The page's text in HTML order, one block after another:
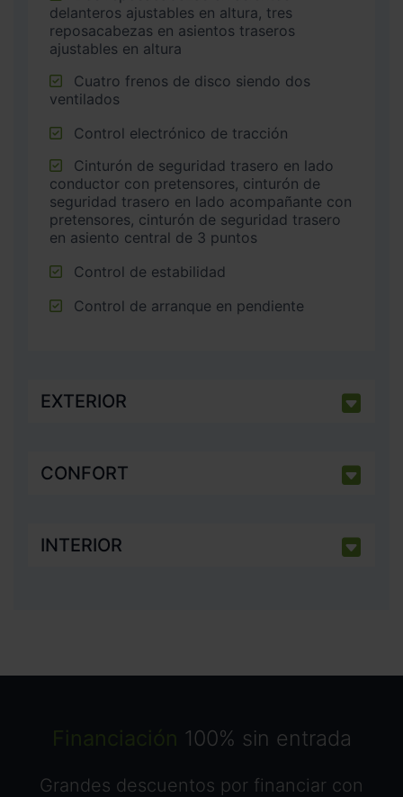
delanteros ajustables en altura, tres
reposacabezas en asientos traseros
ajustables en altura
ventilados
Control electrónico de tracción
conductor con pretensores, cinturón de
seguridad trasero en lado acompañante con
pretensores, cinturón de seguridad trasero
en asiento central de 3 puntos
Control de estabilidad
Control de arranque en pendiente
EXTERIOR
CONFORT
INTERIOR
Financiación 100% sin entrada
Grandes descuentos por financiar con